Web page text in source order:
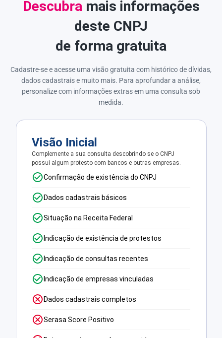
Descubra mais informações
deste CNPJ
de forma gratuita
Cadastre-se e acesse uma visão gratuita com histórico de dívidas,
dados cadastrais e muito mais. Para aprofundar a análise,
personalize com informações extras em uma consulta sob
medida.
Visão Inicial
Complemente a sua consulta descobrindo se o CNPJ
possui algum protesto com bancos e outras empresas.
Confirmação de existência do CNPJ
Dados cadastrais básicos
Situação na Receita Federal
Indicação de existência de protestos
Indicação de consultas recentes
Indicação de empresas vinculadas
Dados cadastrais completos
Serasa Score Positivo